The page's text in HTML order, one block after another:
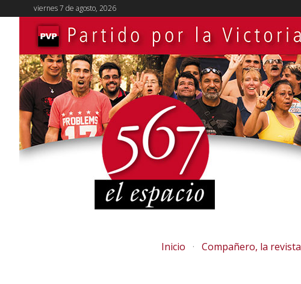
viernes 7 de agosto, 2026
Inicio Compañero, la revista